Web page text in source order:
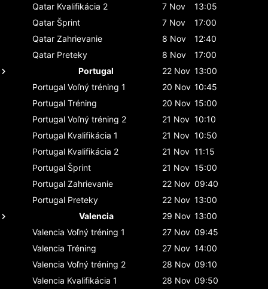
Qatar Kvalifikácia 2 7 Nov
13:05
Qatar Šprint 7 Nov
17:00
Qatar Zahrievanie 8 Nov
12:40
Qatar Preteky 8 Nov
17:00
Portugal
22 Nov 13:00
Portugal Voľný tréning 1 20 Nov 10:45
Portugal Tréning 20 Nov 15:00
Portugal Voľný tréning 2 21 Nov 10:10
Portugal Kvalifikácia 1 21 Nov 10:50
Portugal Kvalifikácia 2 21 Nov 11:15
Portugal Šprint 21 Nov 15:00
Portugal Zahrievanie 22 Nov 09:40
Portugal Preteky 22 Nov 13:00
Valencia
29 Nov 13:00
Valencia Voľný tréning 1 27 Nov 09:45
Valencia Tréning 27 Nov 14:00
Valencia Voľný tréning 2 28 Nov 09:10
Valencia Kvalifikácia 1 28 Nov 09:50